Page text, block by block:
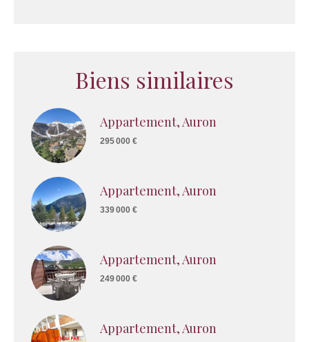
Biens similaires
Appartement, Auron
295 000 €
Appartement, Auron
339 000 €
Appartement, Auron
249 000 €
Appartement, Auron